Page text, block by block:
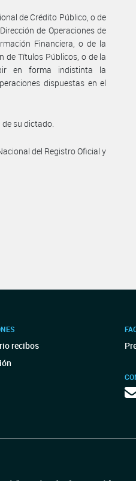
de Crédito Público, o de
de Operaciones de
Financiera, o de la
de Títulos Públicos, o de la
en forma indistinta la
dispuestas en el
de su dictado.
del Registro Oficial y
recibos